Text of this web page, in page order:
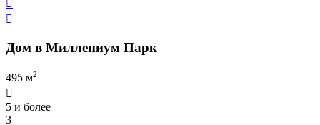


Дом в Миллениум Парк
495 м2

5 и более
3